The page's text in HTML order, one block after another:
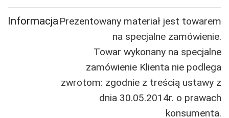
InformacjaPrezentowany materiał jest towarem
na specjalne zamówienie.
Towar wykonany na specjalne
zamówienie Klienta nie podlega
zwrotom: zgodnie z treścią ustawy z
dnia 30.05.2014r. o prawach
konsumenta.